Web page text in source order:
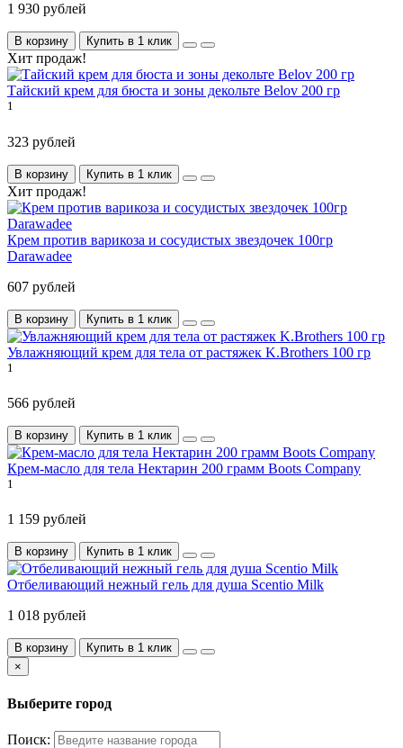
1 930 рублей
В корзину Купить в 1 клик
Хит продаж!
Тайский крем для бюста и зоны декольте Belov 200 гр
1
323 рублей
В корзину Купить в 1 клик
Хит продаж!
Крем против варикоза и сосудистых звездочек 100гр
Darawadee
607 рублей
В корзину Купить в 1 клик
Увлажняющий крем для тела от растяжек K.Brothers 100 гр
1
566 рублей
В корзину Купить в 1 клик
Крем-масло для тела Нектарин 200 грамм Boots Company
1
1 159 рублей
В корзину Купить в 1 клик
Отбеливающий нежный гель для душа Scentio Milk
1 018 рублей
В корзину
Купить в 1 клик
×
Выберите город
Поиск: